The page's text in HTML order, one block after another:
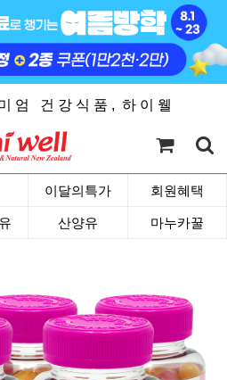
엄 건 강 식 품 , 하 이 웰
이달의특가 회원혜택
산양유 마누카꿀